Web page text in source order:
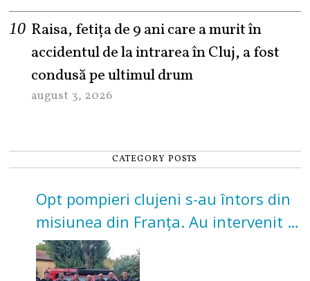
Raisa, fetița de 9 ani care a murit în
accidentul de la intrarea în Cluj, a fost
condusă pe ultimul drum
august 3, 2026
CATEGORY POSTS
Opt pompieri clujeni s-au întors din
misiunea din Franța. Au intervenit la
incendii de vegetație și pădure